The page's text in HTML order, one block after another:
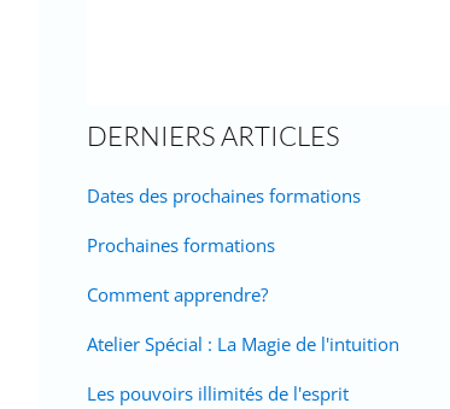
DERNIERS ARTICLES
Dates des prochaines formations
Prochaines formations
Comment apprendre?
Atelier Spécial : La Magie de l'intuition
Les pouvoirs illimités de l'esprit